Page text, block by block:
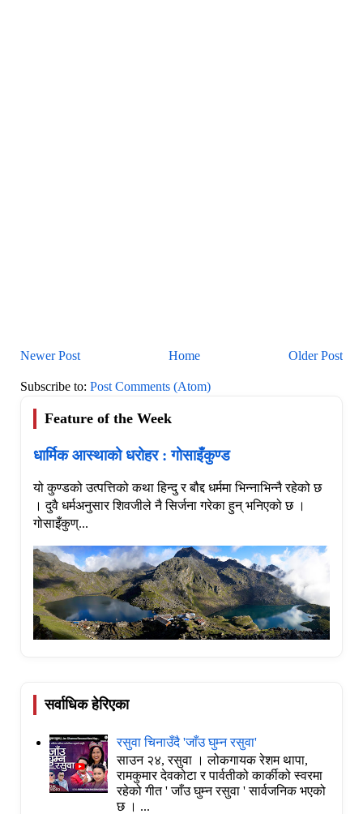
Newer Post Older Post
Home
Subscribe to: Post Comments (Atom)
Feature of the Week
धार्मिक आस्थाको धरोहर : गोसाइँकुण्ड
यो कुण्डको उत्पत्तिको कथा हिन्दु र बौद्द धर्ममा भिन्नाभिन्नै रहेको छ
। दुवै धर्मअनुसार शिवजीले नै सिर्जना गरेका हुन् भनिएको छ ।
गोसाइँकुण्...
सर्वाधिक हेरिएका
रसुवा चिनाउँदै 'जाँउ घुम्न रसुवा'
साउन २४, रसुवा । लोकगायक रेशम थापा,
रामकुमार देवकोटा र पार्वतीको कार्कीको स्वरमा
रहेको गीत ' जाँउ घुम्न रसुवा ' सार्वजनिक भएको
छ । ...